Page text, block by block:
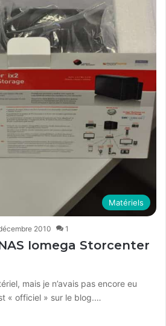
Matériels
2010 1
Iomega Storcenter
mais je n’avais pas encore eu
« officiel » sur le blog.…